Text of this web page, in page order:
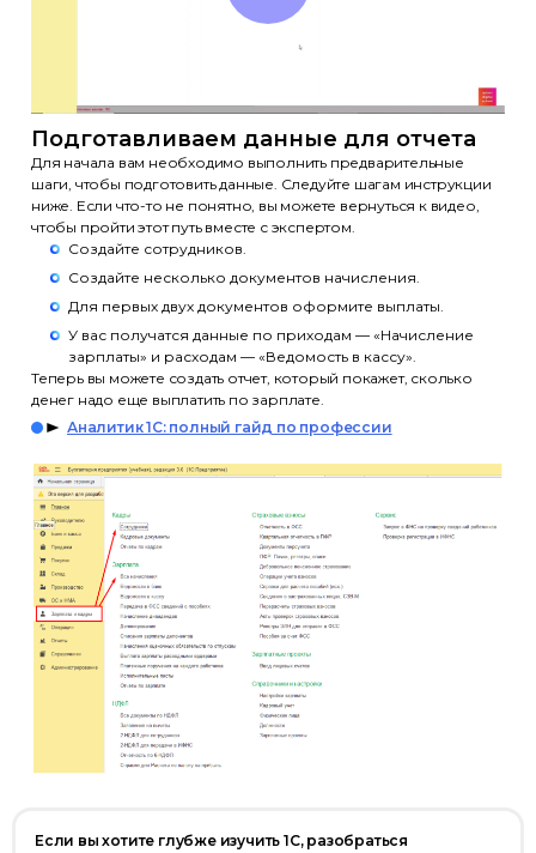
Подготавливаем данные для отчета
Для начала вам необходимо выполнить предварительные
шаги, чтобы подготовить данные. Следуйте шагам инструкции
ниже. Если что-то не понятно, вы можете вернуться к видео,
чтобы пройти этот путь вместе с экспертом.
Создайте сотрудников.
Создайте несколько документов начисления.
Для первых двух документов оформите выплаты.
У вас получатся данные по приходам — «Начисление
зарплаты» и расходам — «Ведомость в кассу».
Теперь вы можете создать отчет, который покажет, сколько
денег надо еще выплатить по зарплате.
Аналитик 1С: полный гайд по профессии
Если вы хотите глубже изучить 1С, разобраться